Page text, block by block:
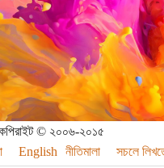
কপিরাইট © ২০০৬-২০১৫
English নীতিমালা সচলে